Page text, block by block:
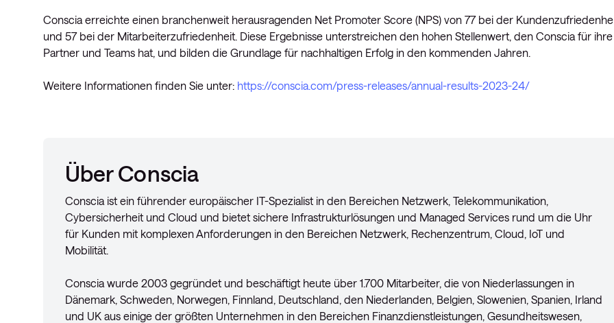
Conscia erreichte einen branchenweit herausragenden Net Promoter Score (NPS) von 77 bei der
und 57 bei der Mitarbeiterzufriedenheit. Diese Ergebnisse unterstreichen den hohen Stellenwert, den Conscia für ihre
Partner und Teams hat, und bilden die Grundlage für nachhaltigen Erfolg in den kommenden Jahren.
Weitere Informationen finden Sie unter: https://conscia.com/press-releases/annual-results-2023-24/
Über Conscia
Conscia ist ein führender europäischer IT-Spezialist in den Bereichen Netzwerk, Telekommunikation,
Cybersicherheit und Cloud und bietet sichere Infrastrukturlösungen und Managed Services rund um die Uhr
für Kunden mit komplexen Anforderungen in den Bereichen Netzwerk, Rechenzentrum, Cloud, IoT und
Mobilität.
Conscia wurde 2003 gegründet und beschäftigt heute über 1.700 Mitarbeiter, die von Niederlassungen in
Dänemark, Schweden, Norwegen, Finnland, Deutschland, den Niederlanden, Belgien, Slowenien, Spanien, Irland
und UK aus einige der größten Unternehmen in den Bereichen Finanzdienstleistungen, Gesundheitswesen,